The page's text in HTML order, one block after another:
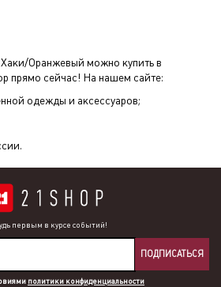
Оранжевый можно купить в
прямо сейчас! На нашем сайте:
одежды и аксессуаров;
первым в курсе событий!
ПОДПИСАТЬСЯ
политики конфиденциальности